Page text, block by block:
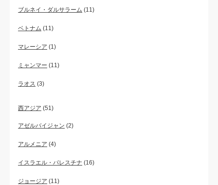
ブルネイ・ダルサラーム (11)
ベトナム (11)
マレーシア (1)
ミャンマー (11)
ラオス (3)
西アジア (51)
アゼルバイジャン (2)
アルメニア (4)
イスラエル・パレスチナ (16)
ジョージア (11)